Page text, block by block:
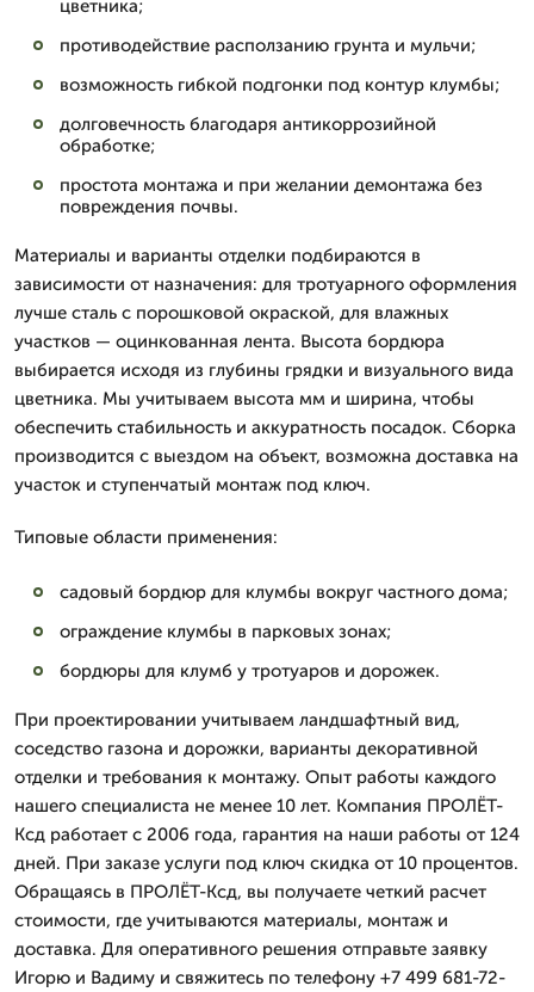
цветника;
противодействие расползанию грунта и мульчи;
возможность гибкой подгонки под контур клумбы;
долговечность благодаря антикоррозийной
обработке;
простота монтажа и при желании демонтажа без
повреждения почвы.
Материалы и варианты отделки подбираются в
зависимости от назначения: для тротуарного оформления
лучше сталь с порошковой окраской, для влажных
участков — оцинкованная лента. Высота бордюра
выбирается исходя из глубины грядки и визуального вида
цветника. Мы учитываем высота мм и ширина, чтобы
обеспечить стабильность и аккуратность посадок. Сборка
производится с выездом на объект, возможна доставка на
участок и ступенчатый монтаж под ключ.
Типовые области применения:
садовый бордюр для клумбы вокруг частного дома;
ограждение клумбы в парковых зонах;
бордюры для клумб у тротуаров и дорожек.
При проектировании учитываем ландшафтный вид,
соседство газона и дорожки, варианты декоративной
отделки и требования к монтажу. Опыт работы каждого
нашего специалиста не менее 10 лет. Компания ПРОЛЁТ-
Ксд работает с 2006 года, гарантия на наши работы от 124
дней. При заказе услуги под ключ скидка от 10 процентов.
Обращаясь в ПРОЛЁТ-Ксд, вы получаете четкий расчет
стоимости, где учитываются материалы, монтаж и
доставка. Для оперативного решения отправьте заявку
Игорю и Вадиму и свяжитесь по телефону +7 499 681-72-